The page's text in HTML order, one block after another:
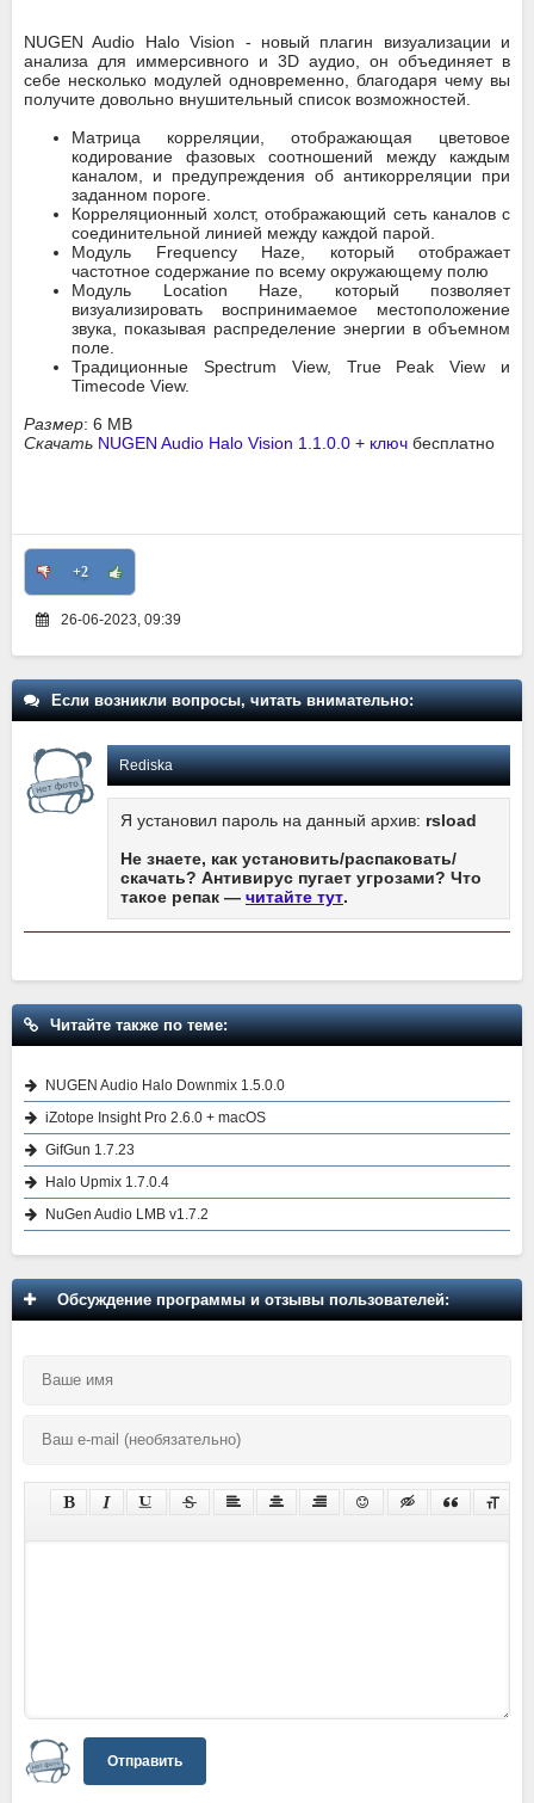
NUGEN Audio Halo Vision - новый плагин визуализации и
анализа для иммерсивного и 3D аудио, он объединяет в
себе несколько модулей одновременно, благодаря чему вы
получите довольно внушительный список возможностей.
Матрица корреляции, отображающая цветовое
кодирование фазовых соотношений между каждым
каналом, и предупреждения об антикорреляции при
заданном пороге.
Корреляционный холст, отображающий сеть каналов с
соединительной линией между каждой парой.
Модуль Frequency Haze, который отображает
частотное содержание по всему окружающему полю
Модуль Location Haze, который позволяет
визуализировать воспринимаемое местоположение
звука, показывая распределение энергии в объемном
поле.
Традиционные Spectrum View, True Peak View и
Timecode View.
Размер: 6 MB
Скачать NUGEN Audio Halo Vision 1.1.0.0 + ключ бесплатно
+2
26-06-2023, 09:39
Если возникли вопросы, читать внимательно:
Rediska
Я установил пароль на данный архив: rsload
Не знаете, как установить/распаковать/
скачать? Антивирус пугает угрозами? Что
такое репак — читайте тут.
Читайте также по теме:
NUGEN Audio Halo Downmix 1.5.0.0
iZotope Insight Pro 2.6.0 + macOS
GifGun 1.7.23
Halo Upmix 1.7.0.4
NuGen Audio LMB v1.7.2
Обсуждение программы и отзывы пользователей:
Отправить